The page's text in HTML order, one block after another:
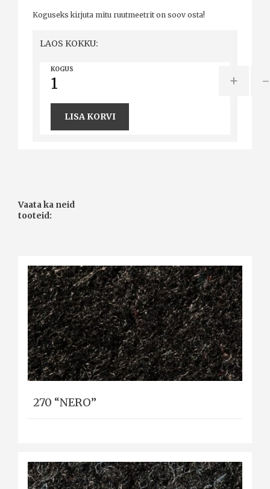
Koguseks kirjuta mitu ruutmeetrit on soov osta!
LAOS KOKKU:
KOGUS
+ -
LISA KORVI
Vaata ka neid
tooteid:
270 “NERO”